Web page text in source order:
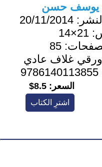
يوسف حسن
20/11/2014
21×14
85
ورقي غلاف عادي
9786140113855
السعر: 8.5$
اشترِ الكتاب